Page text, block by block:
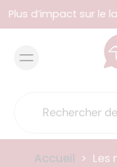
Plus d’impact sur le
Accueil > Les